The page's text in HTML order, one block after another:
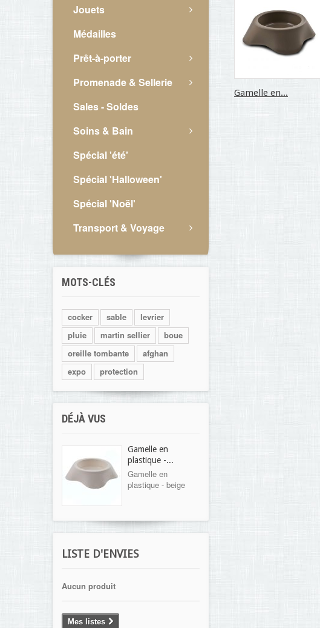
Jouets
Médailles
Prêt-à-porter
Promenade & Sellerie
Sales - Soldes
Soins & Bain
Spécial 'été'
Spécial 'Halloween'
Spécial 'Noël'
Transport & Voyage
MOTS-CLÉS
cocker sable
levrier
pluie
martin sellier
boue
oreille tombante
afghan
expo
protection
DÉJÀ VUS
Gamelle en
plastique -...
Gamelle en
plastique - beige
LISTE D'ENVIES
Aucun produit
Mes listes
Gamelle en...